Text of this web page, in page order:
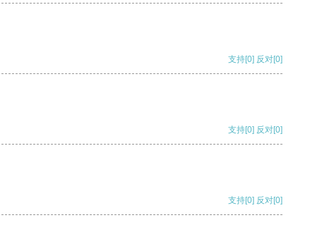
支持[0] 反对[0]
支持[0] 反对[0]
支持[0] 反对[0]